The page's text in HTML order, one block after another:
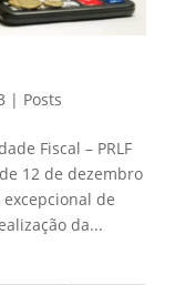
| Posts
Fiscal – PRLF
12 de dezembro
de
da...